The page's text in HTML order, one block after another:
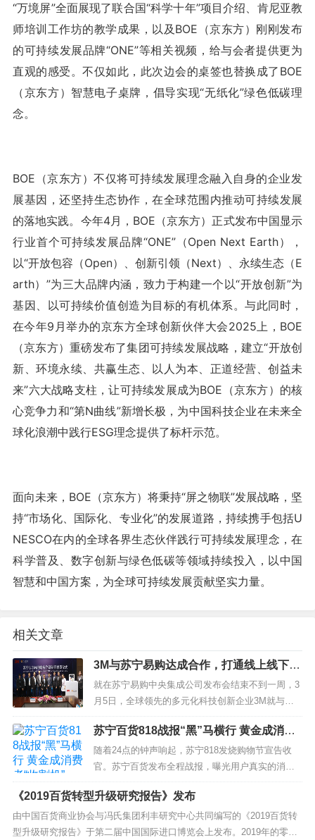
“万境屏”全面展现了联合国“科学十年”项目介绍、肯尼亚教
师培训工作坊的教学成果，以及BOE（京东方）刚刚发布
的可持续发展品牌“ONE”等相关视频，给与会者提供更为
直观的感受。不仅如此，此次边会的桌签也替换成了BOE
（京东方）智慧电子桌牌，倡导实现“无纸化”绿色低碳理
念。
BOE（京东方）不仅将可持续发展理念融入自身的企业发
展基因，还坚持生态协作，在全球范围内推动可持续发展
的落地实践。今年4月，BOE（京东方）正式发布中国显示
行业首个可持续发展品牌“ONE”（Open Next Earth），
以“开放包容（Open）、创新引领（Next）、永续生态（E
arth）”为三大品牌内涵，致力于构建一个以“开放创新”为
基因、以可持续价值创造为目标的有机体系。与此同时，
在今年9月举办的京东方全球创新伙伴大会2025上，BOE
（京东方）重磅发布了集团可持续发展战略，建立“开放创
新、环境永续、共赢生态、以人为本、正道经营、创益未
来”六大战略支柱，让可持续发展成为BOE（京东方）的核
心竞争力和“第N曲线”新增长极，为中国科技企业在未来全
球化浪潮中践行ESG理念提供了标杆示范。
面向未来，BOE（京东方）将秉持“屏之物联”发展战略，坚
持“市场化、国际化、专业化”的发展道路，持续携手包括U
NESCO在内的全球各界生态伙伴践行可持续发展理念，在
科学普及、数字创新与绿色低碳等领域持续投入，以中国
智慧和中国方案，为全球可持续发展贡献坚实力量。
相关文章
3M与苏宁易购达成合作，打通线上线下渠
道
就在苏宁易购中央集成公司发布会结束不到一周，3
月5日，全球领先的多元化科技创新企业3M就与苏
宁易购共同宣布达成合作协议，苏宁除了会开放全
渠道资源，让更多用户能够买到3M公司旗下的高质
量产品外，还...
苏宁百货818战报“黑”马横行 黄金成消费
者“收割机”
随着24点的钟声响起，苏宁818发烧购物节宣告收
官。苏宁百货发布全程战报，曝光用户真实的消费
水平。百货品类全渠道销售同比增长136%，买家同
比增长150%，主打的黄金珠宝销售同比增长37
2%，其...
《2019百货转型升级研究报告》发布
由中国百货商业协会与冯氏集团利丰研究中心共同编写的《2019百货转
型升级研究报告》于第二届中国国际进口博览会上发布。2019年的零售